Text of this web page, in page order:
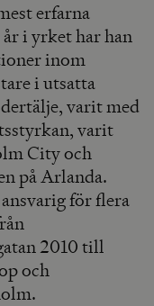
erfarna
i yrket har han
inom
i utsatta
varit med
varit
City och
på Arlanda.
för flera
2010 till
och